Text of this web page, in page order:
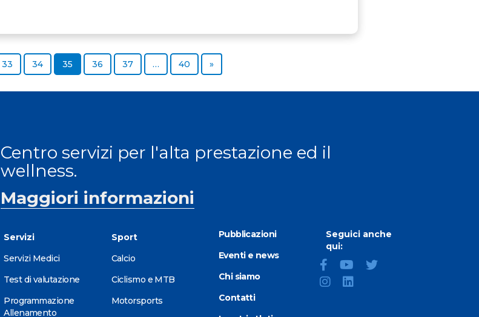
Page
33 Page
34 Page
35 Page
36 Page
37 … Page
40 »Next page
Centro servizi per l'alta prestazione ed il
wellness.
Maggiori informazioni
Servizi
Servizi Medici
Test di valutazione
Programmazione
Allenamento
Sport
Calcio
Ciclismo e MTB
Motorsports
Pubblicazioni
Eventi e news
Chi siamo
Contatti
Seguici anche
qui: